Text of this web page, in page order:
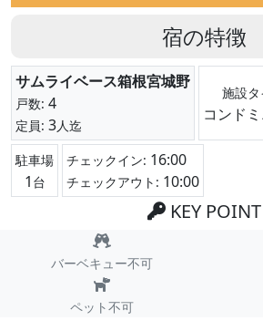
宿の特徴
サムライベース箱根宮城野
戸数: 4
定員: 3人迄
施設
コンド
駐車場
1 台
チェックイン: 16:00
チェックアウト: 10:00
KEY POINT
バーベキュー不可
ペット不可